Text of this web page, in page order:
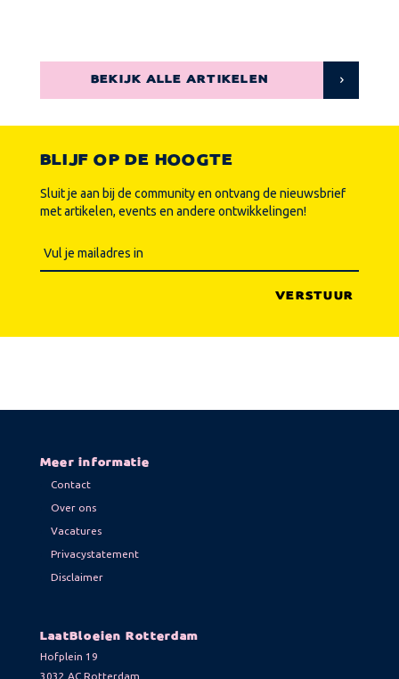
BEKIJK ALLE ARTIKELEN
BLIJF OP DE HOOGTE
Sluit je aan bij de community en ontvang de nieuwsbrief
met artikelen, events en andere ontwikkelingen!
Meer informatie
Contact
Over ons
Vacatures
Privacystatement
Disclaimer
LaatBloeien Rotterdam
Hofplein 19
3032 AC Rotterdam